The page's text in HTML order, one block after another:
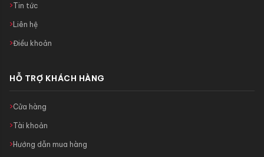
Tin tức
Liên hệ
Điều khoản
HỖ TRỢ KHÁCH HÀNG
Cửa hàng
Tài khoản
Hướng dẫn mua hàng